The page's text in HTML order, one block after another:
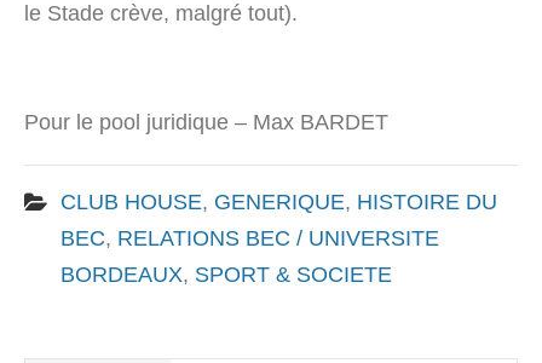
le Stade crève, malgré tout).
Pour le pool juridique – Max BARDET
CLUB HOUSE, GENERIQUE, HISTOIRE DU
BEC, RELATIONS BEC / UNIVERSITE
BORDEAUX, SPORT & SOCIETE